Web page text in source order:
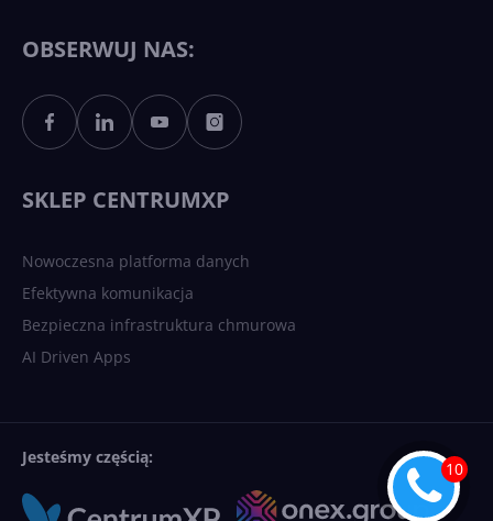
OBSERWUJ NAS:
SKLEP CENTRUMXP
Nowoczesna platforma danych
Efektywna komunikacja
Bezpieczna infrastruktura chmurowa
AI Driven Apps
Jesteśmy częścią: